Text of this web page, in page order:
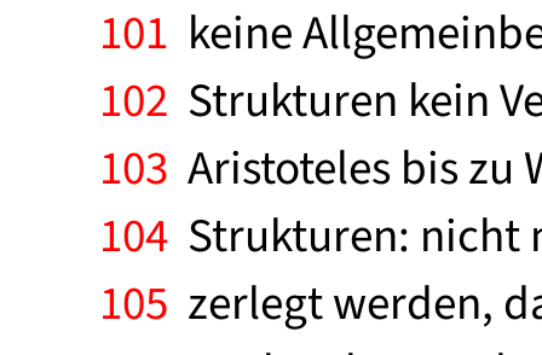
101 keine
102 Strukturen kein
103 Aristoteles bis zu
104 Strukturen: nicht
105 zerlegt werden,